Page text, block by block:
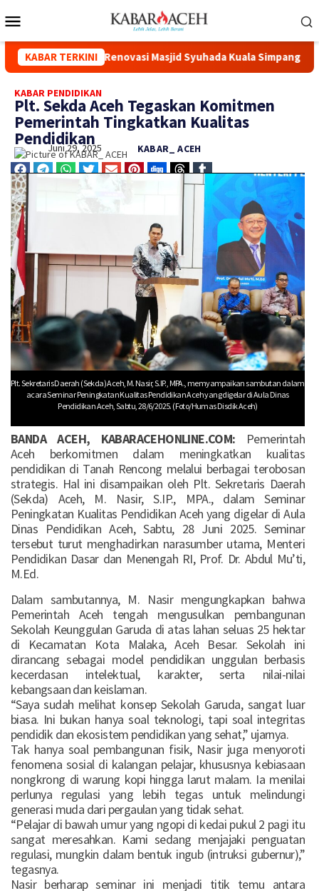
KABAR TERKINI
Melalui Renovasi Masjid Syuhada Kuala Simpang
KABAR PENDIDIKAN
Plt. Sekda Aceh Tegaskan Komitmen
Pemerintah Tingkatkan Kualitas
Pendidikan KABAR_ ACEH
Juni 29, 2025
Plt. Sekretaris Daerah (Sekda) Aceh, M. Nasir, S.IP., MPA., memyampaikan sambutan dalam
acara Seminar Peningkatan Kualitas Pendidikan Aceh yang digelar di Aula Dinas
Pendidikan Aceh, Sabtu, 28/6/2025. (Foto/Humas Disdik Aceh)
BANDA ACEH, KABARACEHONLINE.COM: Pemerintah
Aceh berkomitmen dalam meningkatkan kualitas
pendidikan di Tanah Rencong melalui berbagai terobosan
strategis. Hal ini disampaikan oleh Plt. Sekretaris Daerah
(Sekda) Aceh, M. Nasir, S.IP., MPA., dalam Seminar
Peningkatan Kualitas Pendidikan Aceh yang digelar di Aula
Dinas Pendidikan Aceh, Sabtu, 28 Juni 2025. Seminar
tersebut turut menghadirkan narasumber utama, Menteri
Pendidikan Dasar dan Menengah RI, Prof. Dr. Abdul Mu’ti,
M.Ed.
Dalam sambutannya, M. Nasir mengungkapkan bahwa
Pemerintah Aceh tengah mengusulkan pembangunan
Sekolah Keunggulan Garuda di atas lahan seluas 25 hektar
di Kecamatan Kota Malaka, Aceh Besar. Sekolah ini
dirancang sebagai model pendidikan unggulan berbasis
kecerdasan intelektual, karakter, serta nilai-nilai
kebangsaan dan keislaman.
“Saya sudah melihat konsep Sekolah Garuda, sangat luar
biasa. Ini bukan hanya soal teknologi, tapi soal integritas
pendidik dan ekosistem pendidikan yang sehat,” ujarnya.
Tak hanya soal pembangunan fisik, Nasir juga menyoroti
fenomena sosial di kalangan pelajar, khususnya kebiasaan
nongkrong di warung kopi hingga larut malam. Ia menilai
perlunya regulasi yang lebih tegas untuk melindungi
generasi muda dari pergaulan yang tidak sehat.
“Pelajar di bawah umur yang ngopi di kedai pukul 2 pagi itu
sangat meresahkan. Kami sedang menjajaki penguatan
regulasi, mungkin dalam bentuk ingub (intruksi gubernur),”
tegasnya.
Nasir berharap seminar ini menjadi titik temu antara